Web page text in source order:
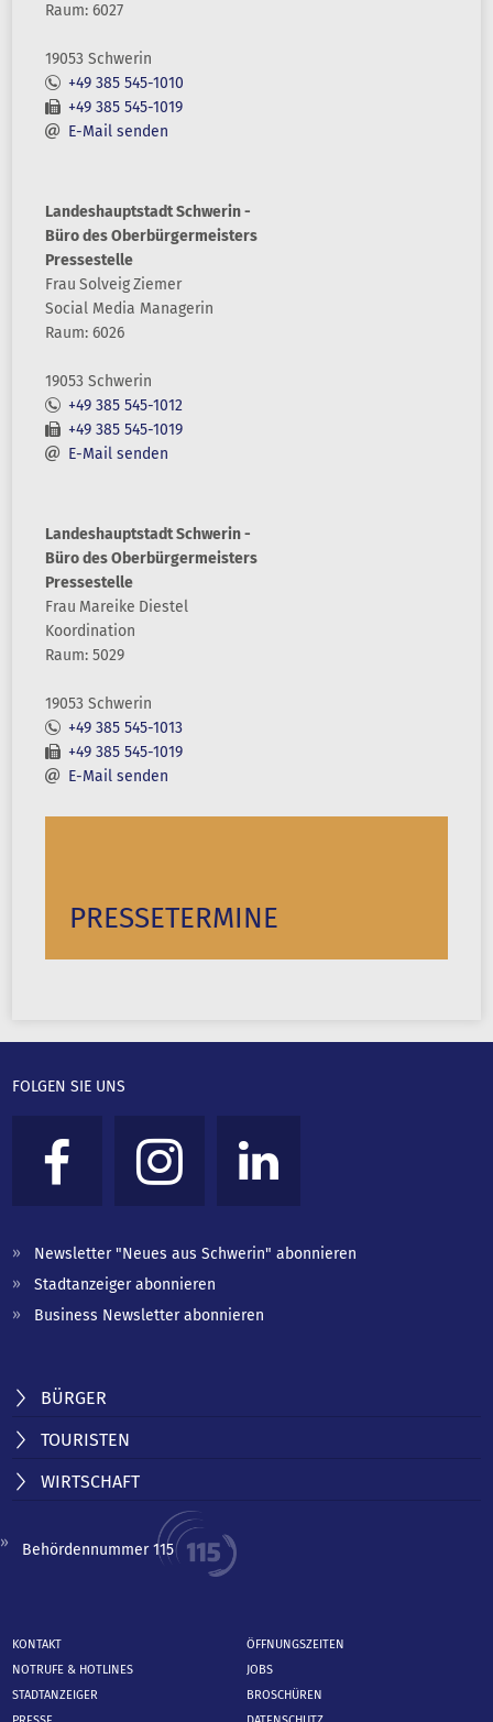
Raum: 6027
19053 Schwerin
+49 385 545-1010
+49 385 545-1019
E-Mail senden
Landeshauptstadt Schwerin -
Büro des Oberbürgermeisters
Pressestelle
Frau SolveigZiemer
Social Media Managerin
Raum: 6026
19053 Schwerin
+49 385 545-1012
+49 385 545-1019
E-Mail senden
Landeshauptstadt Schwerin -
Büro des Oberbürgermeisters
Pressestelle
Frau Mareike Diestel
Koordination
Raum: 5029
19053 Schwerin
+49 385 545-1013
+49 385 545-1019
E-Mail senden
PRESSETERMINE
FOLGEN SIE UNS
Newsletter "Neues aus Schwerin" abonnieren
Stadtanzeiger abonnieren
Business Newsletter abonnieren
BÜRGER
TOURISTEN
WIRTSCHAFT
Behördennummer 115
KONTAKT
ÖFFNUNGSZEITEN
NOTRUFE & HOTLINES
JOBS
STADTANZEIGER
BROSCHÜREN